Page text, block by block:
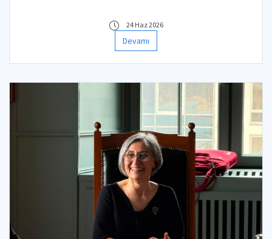
Technology (HUST), was hosted by ITU at the Taşkışla
Campus from June 1–10, 2026.
24 Haz 2026
Devamı